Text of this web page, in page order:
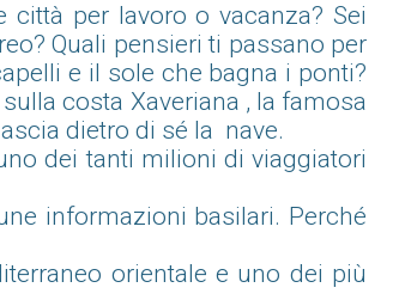
per lavoro o vacanza? Sei
Quali pensieri ti passano per
e il sole che bagna i ponti?
costa Xaveriana , la famosa
dietro di sé la nave.
dei tanti milioni di viaggiatori
informazioni basilari. Perché
orientale e uno dei più